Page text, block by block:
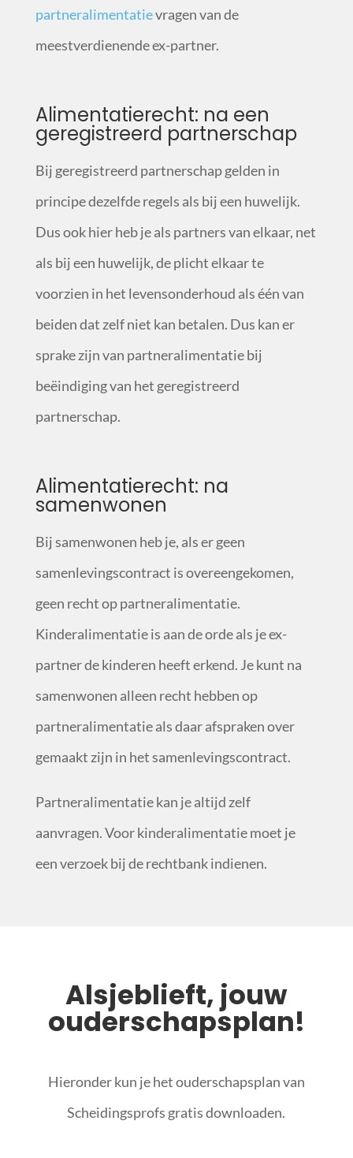
partneralimentatievragen van de
meestverdienende ex-partner.
Alimentatierecht: na een
geregistreerd partnerschap
Bij geregistreerd partnerschap gelden in
principe dezelfde regels als bij een huwelijk.
Dus ook hier heb je als partners van elkaar, net
als bij een huwelijk, de plicht elkaar te
voorzien in het levensonderhoud als één van
beiden dat zelf niet kan betalen. Dus kan er
sprake zijn van partneralimentatie bij
beëindiging van het geregistreerd
partnerschap.
Alimentatierecht: na
samenwonen
Bij samenwonen heb je, als er geen
samenlevingscontract is overeengekomen,
geen recht op partneralimentatie.
Kinderalimentatie is aan de orde als je ex-
partner de kinderen heeft erkend. Je kunt na
samenwonen alleen recht hebben op
partneralimentatie als daar afspraken over
gemaakt zijn in het samenlevingscontract.
Partneralimentatie kan je altijd zelf
aanvragen. Voor kinderalimentatie moet je
een verzoek bij de rechtbank indienen.
Alsjeblieft, jouw
ouderschapsplan!
Hieronder kun je het ouderschapsplan van
Scheidingsprofs gratis downloaden.